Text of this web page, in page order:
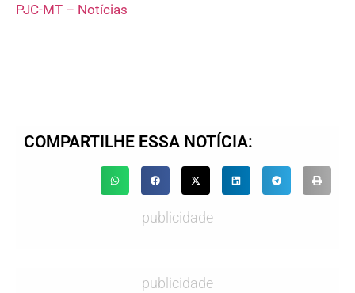
PJC-MT – Notícias
COMPARTILHE ESSA NOTÍCIA:
publicidade
publicidade